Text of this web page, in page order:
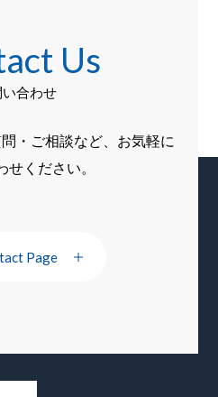
Us
い合わせ
・ご相談など、お気軽に
せください。
Page